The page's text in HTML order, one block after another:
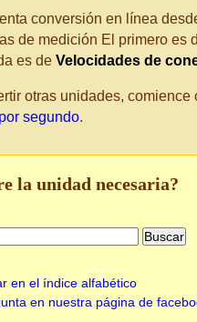
conversión en línea
de medición El primero es
es de Velocidades de
otras unidades,
segundo.
la unidad necesaria?
en el índice alfabético
en nuestra página de